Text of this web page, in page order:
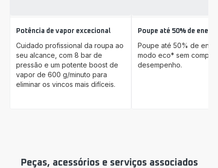
Potência de vapor excecional
Cuidado profissional da roupa ao
seu alcance, com 8 bar de
pressão e um potente boost de
vapor de 600 g/minuto para
eliminar os vincos mais difíceis.
Poupe até 50% de
Poupe até 50% de
modo eco* sem
desempenho.
Peças, acessórios e serviços associados